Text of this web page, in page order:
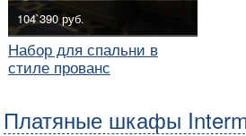
104`390 руб.
Набор для спальни в
стиле прованс
Платяные шкафы